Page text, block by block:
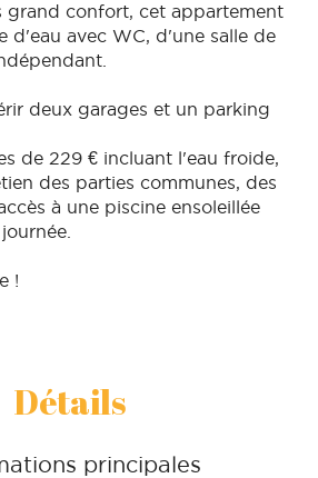
grand confort, cet appartement
d'eau avec WC, d'une salle de
deux garages et un parking
de 229 € incluant l'eau froide,
des parties communes, des
à une piscine ensoleillée
!
Détails
principales